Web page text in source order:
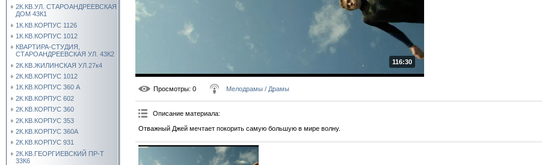
2К.КВ.УЛ. СТАРОАНДРЕЕВСКАЯ
ДОМ 43К1
1К.КВ.КОРПУС 1126
1К.КВ.КОРПУС 1012
КВАРТИРА-СТУДИЯ,
СТАРОАНДРЕЕВСКАЯ УЛ. 43К2
2К.КВ.ЖИЛИНСКАЯ УЛ.27к4
2К.КВ.КОРПУС 1012
1К.КВ.КОРПУС 360 А
2К.КВ.КОРПУС 602
2К.КВ.КОРПУС 360
2К.КВ.КОРПУС 353
2К.КВ.КОРПУС 360А
2К.КВ.КОРПУС 931
2К.КВ.ГЕОРГИЕВСКИЙ ПР-Т
33К6
116:30
Просмотры: 0 Мелодрамы / Драмы
Описание материала:
Отважный Джей мечтает покорить самую большую в мире волну.